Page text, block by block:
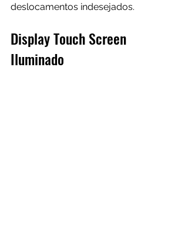
deslocamentos indesejados.
Display Touch Screen
Iluminado